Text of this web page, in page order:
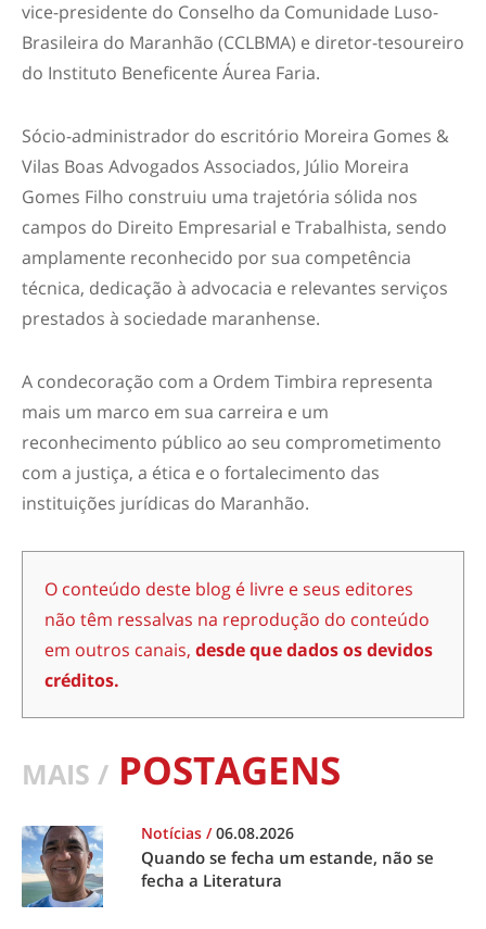
vice-presidente do Conselho da Comunidade Luso-
Brasileira do Maranhão (CCLBMA) e diretor-tesoureiro
do Instituto Beneficente Áurea Faria.
Sócio-administrador do escritório Moreira Gomes &
Vilas Boas Advogados Associados, Júlio Moreira
Gomes Filho construiu uma trajetória sólida nos
campos do Direito Empresarial e Trabalhista, sendo
amplamente reconhecido por sua competência
técnica, dedicação à advocacia e relevantes serviços
prestados à sociedade maranhense.
A condecoração com a Ordem Timbira representa
mais um marco em sua carreira e um
reconhecimento público ao seu comprometimento
com a justiça, a ética e o fortalecimento das
instituições jurídicas do Maranhão.
O conteúdo deste blog é livre e seus editores
não têm ressalvas na reprodução do conteúdo
em outros canais, desde que dados os devidos
créditos.
MAIS / POSTAGENS
Notícias /06.08.2026
Quando se fecha um estande, não se
fecha a Literatura